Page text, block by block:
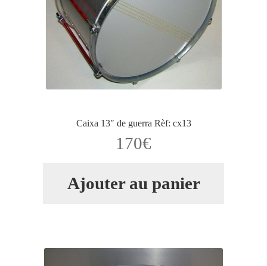
Caixa 13″ de guerra Rèf: cx13
170€
Ajouter au panier